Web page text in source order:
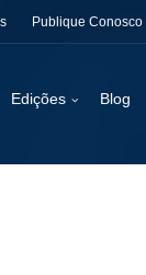
Publique Conosco
Edições Blog